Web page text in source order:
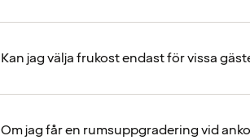
Kan jag välja frukost endast för vissa
Om jag får en rumsuppgradering vid